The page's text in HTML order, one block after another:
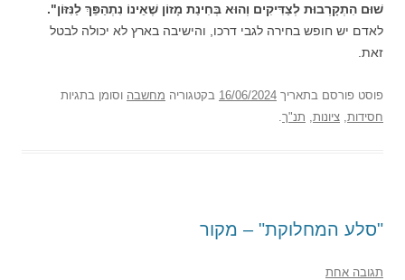
שׁוּם הִתְקָרְבוּת לְצַדִּיקִים וְהוּא בְּחִינַת מָזוֹן שֶׁאֵינוֹ נִתְהַפֵּךְ לַנִּזּוֹן".
לאדם יש חופש בחירה לגבי דרכו, והישיבה בארץ לא יכולה לבטל
זאת.
פוסט פורסם בתאריך 16/06/2024 בקטגוריה מחשבה וסומן בתגיות
חסידות ציונות תנ"ך
"סלע המחלוקת" – מקור
תגובה אחת